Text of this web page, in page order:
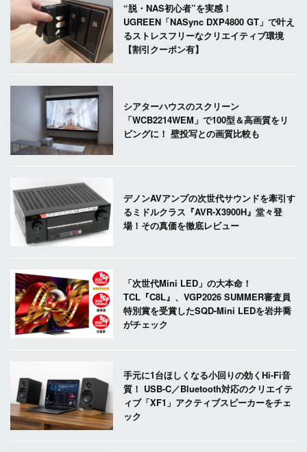
“脱・NAS初心者”を実感！
UGREEN「NASync DXP4800 GT」で叶え
るストレスフリーなクリエイティブ環境
【割引クーポン有】
シアターハウスのスクリーン
「WCB2214WEM」で100型＆高画質をリ
ビングに！ 壁投写との画質比較も
デノンAVアンプの次世代サウンドを牽引す
るミドルクラス『AVR-X3900H』堂々登
場！その真価を徹底レビュー
「次世代Mini LED」の大本命！
TCL『C8L』、VGP2026 SUMMER審査員
特別賞を受賞したSQD-Mini LEDを岩井喬
がチェック
手元に1台ほしくなる小回りの効くHi-Fi音
質！ USB-C／Bluetooth対応のクリエイテ
ィブ「XF1」アクティブスピーカーをチェ
ック